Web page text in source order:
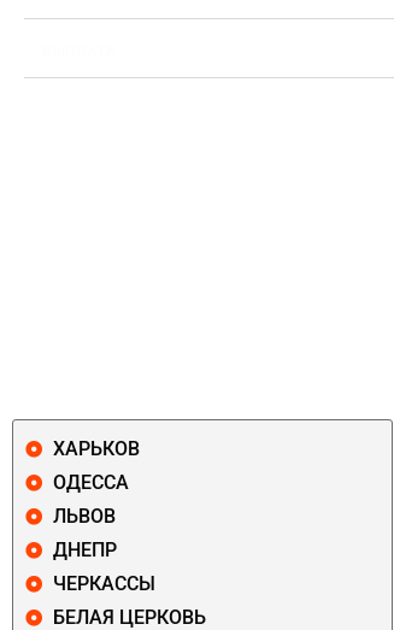
ХАРЬКОВ
ОДЕССА
ЛЬВОВ
ДНЕПР
ЧЕРКАССЫ
БЕЛАЯ ЦЕРКОВЬ